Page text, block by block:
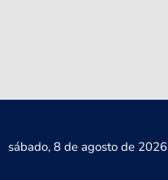
sábado, 8 de agosto de 2026